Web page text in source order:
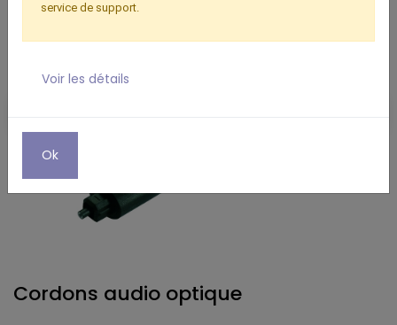
Cordons audio optique
service de support.
Voir les détails
Ok